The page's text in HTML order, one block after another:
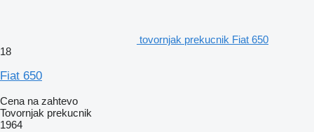
tovornjak prekucnik Fiat 650
18
Fiat 650
Cena na zahtevo
Tovornjak prekucnik
1964